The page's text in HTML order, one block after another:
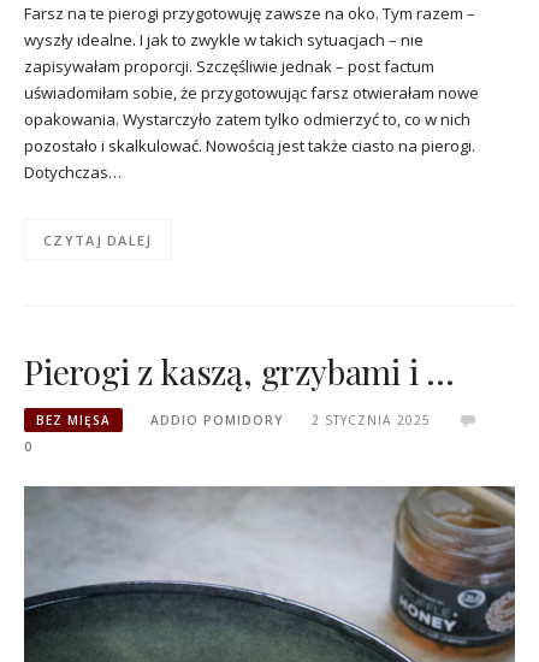
Farsz na te pierogi przygotowuję zawsze na oko. Tym razem –
wyszły idealne. I jak to zwykle w takich sytuacjach – nie
zapisywałam proporcji. Szczęśliwie jednak – post factum
uświadomiłam sobie, że przygotowując farsz otwierałam nowe
opakowania. Wystarczyło zatem tylko odmierzyć to, co w nich
pozostało i skalkulować. Nowością jest także ciasto na pierogi.
Dotychczas…
CZYTAJ DALEJ
Pierogi z kaszą, grzybami i …
BEZ MIĘSA ADDIO POMIDORY
2 STYCZNIA 2025
0